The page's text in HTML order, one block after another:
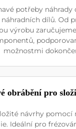
potřeby náhrady
náhradních dílů. Od
výrobu
možnostmi
obrábění pro
návrhy pomocí
Ideální pro